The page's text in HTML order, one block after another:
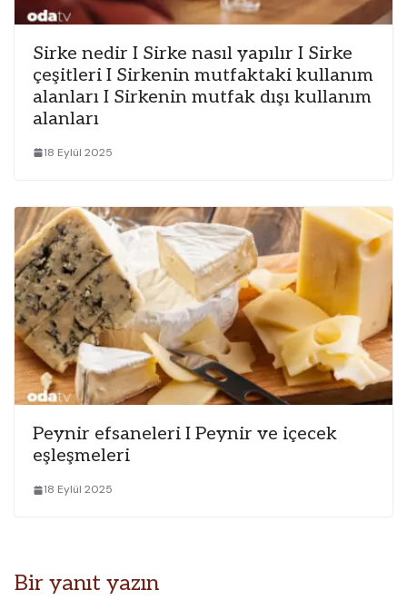
Sirke nedir I Sirke nasıl yapılır I Sirke
çeşitleri I Sirkenin mutfaktaki kullanım
alanları I Sirkenin mutfak dışı kullanım
alanları
18 Eylül 2025
Peynir efsaneleri I Peynir ve içecek
eşleşmeleri
18 Eylül 2025
Bir yanıt yazın